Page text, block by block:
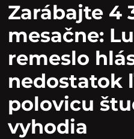
Zarábajte 4
mesačne:
remeslo
nedostatok
polovicu
vyhodia